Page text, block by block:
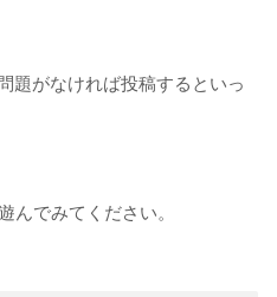
題がなければ投稿するといっ
んでみてください。